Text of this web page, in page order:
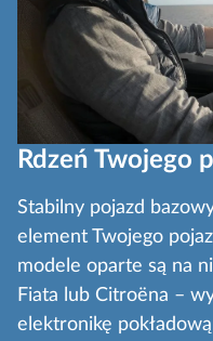
Rdzeń Twojego
Stabilny pojazd
element Twojego
modele oparte są na
Fiata lub Citroëna –
elektronikę